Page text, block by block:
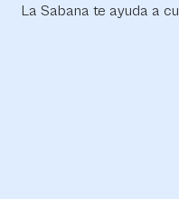
La Sabana te ayuda a